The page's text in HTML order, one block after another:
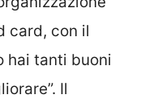
card, con il
hai tanti buoni
Il